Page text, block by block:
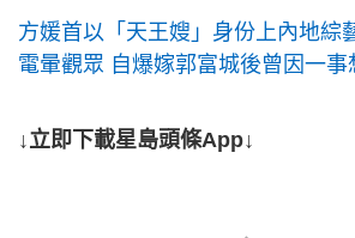
方媛首以「天王嫂」身份上內地綜
電暈觀眾 自爆嫁郭富城後曾因一事
↓立即下載星島頭條App↓